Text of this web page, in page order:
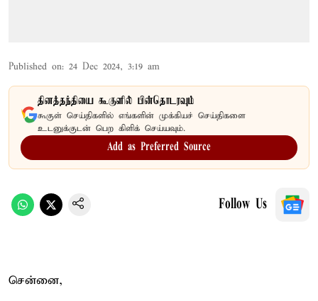
Published on: 24 Dec 2024, 3:19 am
தினத்தந்தியை கூகுளில் பின்தொடரவும்
கூகுள் செய்திகளில் எங்களின் முக்கியச் செய்திகளை
உடனுக்குடன் பெற கிளிக் செய்யவும்.
Add as Preferred Source
Follow Us
சென்னை,